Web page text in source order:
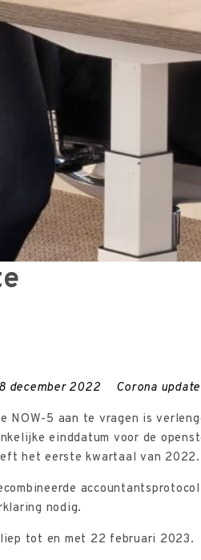
8 december 2022 Corona update
NOW-5 aan te vragen is
einddatum voor de
het eerste kwartaal van 2022.
nodig.
tot en met 22 februari 2023.